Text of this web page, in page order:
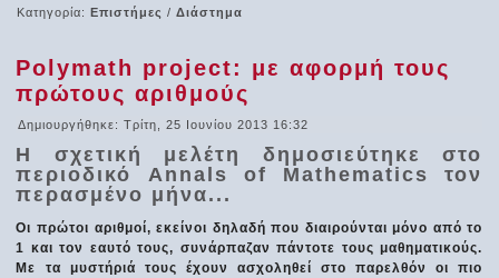
Κατηγορία:Επιστήμες /Διάστημα
Polymath project: με αφορμή τους
πρώτους αριθμούς
Δημιουργήθηκε: Τρίτη, 25 Ιουνίου 2013 16:32
Η σχετική μελέτη δημοσιεύτηκε στο
περιοδικό Annals of Mathematics τον
περασμένο μήνα...
Οι πρώτοι αριθμοί, εκείνοι δηλαδή που διαιρούνται μόνο από το
1 και τον εαυτό τους, συνάρπαζαν πάντοτε τους μαθηματικούς.
Με τα μυστήριά τους έχουν ασχοληθεί στο παρελθόν οι πιο